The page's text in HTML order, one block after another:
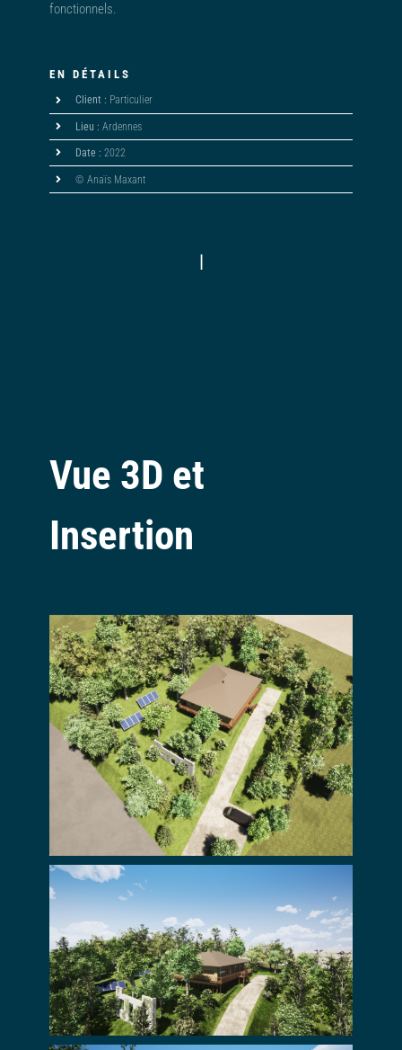
fonctionnels.
EN DÉTAILS
Client : Particulier
Lieu : Ardennes
Date : 2022
© Anaïs Maxant
|
Vue 3D et
Insertion